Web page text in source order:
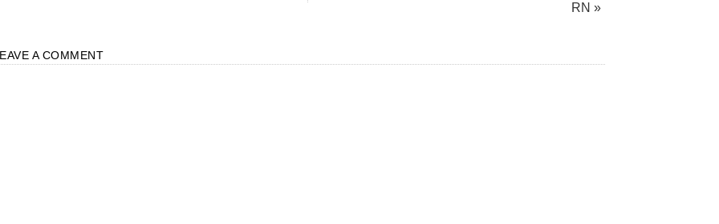
RN »
A COMMENT